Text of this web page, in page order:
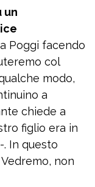
un
Poggi facendo
col
modo,
a
chiede a
figlio era in
. In questo
non